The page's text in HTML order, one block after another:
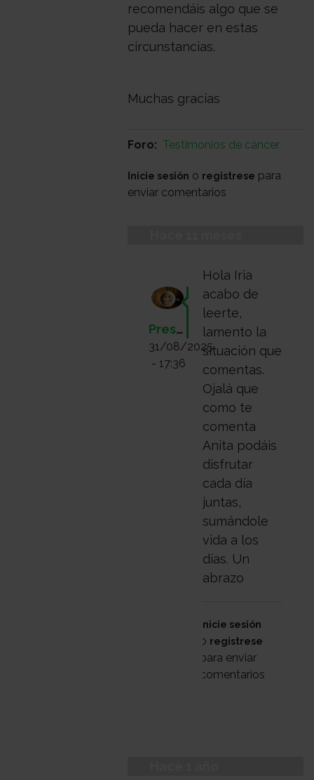
recomendáis algo que se
pueda hacer en estas
circunstancias.
Muchas gracias
Foro Testimonios de cáncer
Inicie sesión o registrese para
enviar comentarios
Presente
31/08/2025
- 17:36
Hola Iria
acabo de
leerte,
lamento la
situación que
comentas.
Ojalá que
como te
comenta
Anita podáis
disfrutar
cada día
juntas,
sumándole
vida a los
días. Un
abrazo
Inicie sesión
o registrese
para enviar
comentarios